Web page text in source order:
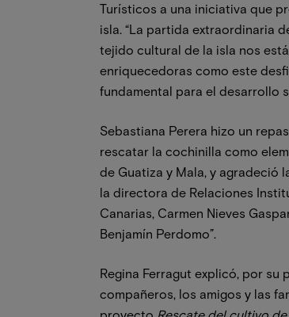
Turísticos a una iniciativa que
isla. “La partida extraordinaria
tejido cultural de la isla nos
enriquecedoras como este
fundamental para el desarrollo
Sebastiana Perera hizo un
rescatar la cochinilla como
de Guatiza y Mala, y agradeció
la directora de Relaciones
Canarias, Carmen Nieves
Benjamín Perdomo”.
Regina Ferragut explicó, por su
compañeros, los amigos y las